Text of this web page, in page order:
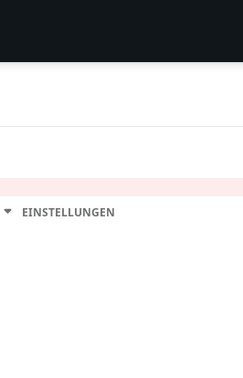
EINSTELLUNGEN